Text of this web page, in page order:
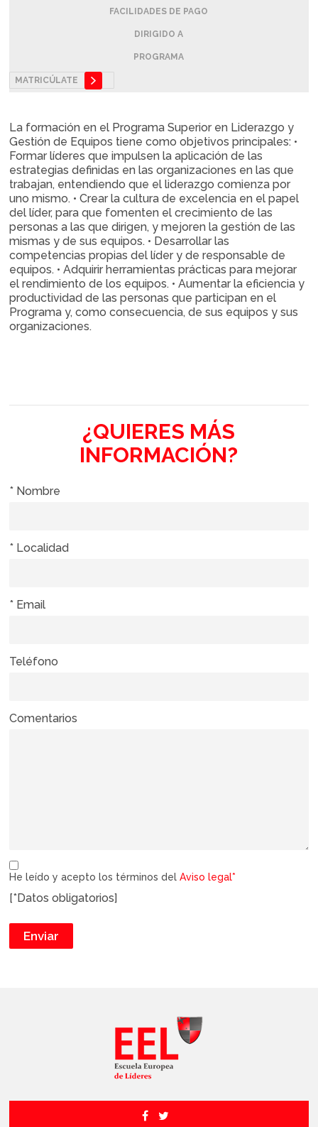
FACILIDADES DE PAGO
DIRIGIDO A
PROGRAMA
MATRICÚLATE
La formación en el Programa Superior en Liderazgo y
Gestión de Equipos tiene como objetivos principales: •
Formar líderes que impulsen la aplicación de las
estrategias definidas en las organizaciones en las que
trabajan, entendiendo que el liderazgo comienza por
uno mismo. • Crear la cultura de excelencia en el papel
del líder, para que fomenten el crecimiento de las
personas a las que dirigen, y mejoren la gestión de las
mismas y de sus equipos. • Desarrollar las
competencias propias del líder y de responsable de
equipos. • Adquirir herramientas prácticas para mejorar
el rendimiento de los equipos. • Aumentar la eficiencia y
productividad de las personas que participan en el
Programa y, como consecuencia, de sus equipos y sus
organizaciones.
¿QUIERES MÁS
INFORMACIÓN?
* Nombre
* Localidad
* Email
Teléfono
Comentarios
He leído y acepto los términos del Aviso legal*
[*Datos obligatorios]